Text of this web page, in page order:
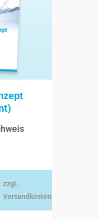
zzgl.
Versandkosten